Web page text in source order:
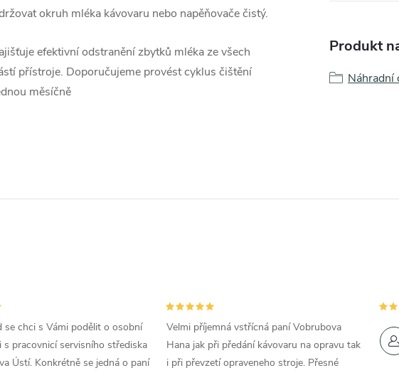
okruh mléka kávovaru nebo napěňovače čistý.
efektivní odstranění zbytků mléka ze všech
přístroje. Doporučujeme provést cyklus čištění
měsíčně
Produkt
Náhradní
se chci s Vámi podělit o osobní
s pracovnicí servisního střediska
Ústí. Konkrétně se jedná o paní
Velmi příjemná vstřícná paní Vobrubova
Hana jak při předání kávovaru na opravu tak
i při převzetí opraveneho stroje. Přesné